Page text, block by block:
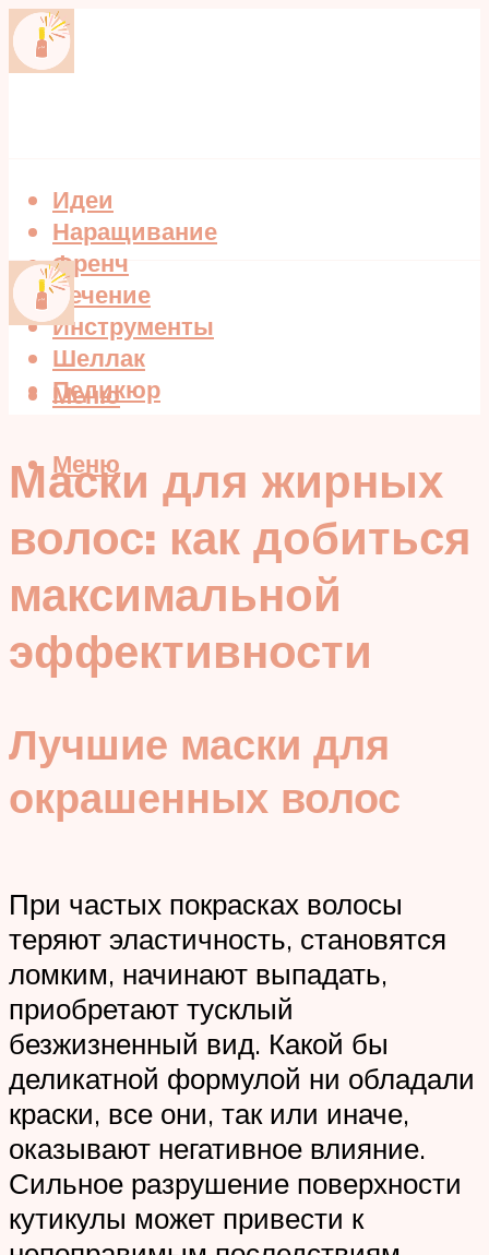
Идеи
Наращивание
Френч
Лечение
Инструменты
Шеллак
Педикюр
Меню
Меню
Маски для жирных
волос: как добиться
максимальной
эффективности
Лучшие маски для
окрашенных волос
При частых покрасках волосы
теряют эластичность, становятся
ломким, начинают выпадать,
приобретают тусклый
безжизненный вид. Какой бы
деликатной формулой ни обладали
краски, все они, так или иначе,
оказывают негативное влияние.
Сильное разрушение поверхности
кутикулы может привести к